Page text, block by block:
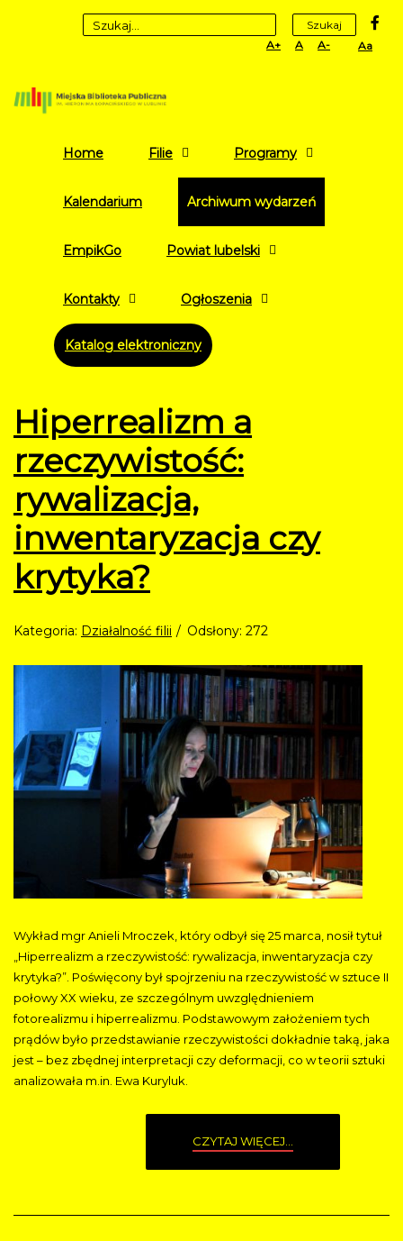
Szukaj
Set
LargerDefault
Set
Smaller
High
Home Filie Programy
Kalendarium Archiwum wydarzeń
EmpikGo Powiat lubelski
Kontakty Ogłoszenia
Katalog elektroniczny
Hiperrealizm a
rzeczywistość:
rywalizacja,
inwentaryzacja czy
krytyka?
Kategoria: Działalność filii Odsłony: 272
Wykład mgr Anieli Mroczek, który odbył się 25 marca, nosił tytuł
„Hiperrealizm a rzeczywistość: rywalizacja, inwentaryzacja czy
krytyka?”. Poświęcony był spojrzeniu na rzeczywistość w sztuce II
połowy XX wieku, ze szczególnym uwzględnieniem
fotorealizmu i hiperrealizmu. Podstawowym założeniem tych
prądów było przedstawianie rzeczywistości dokładnie taką, jaka
jest – bez zbędnej interpretacji czy deformacji, co w teorii sztuki
analizowała m.in. Ewa Kuryluk.
CZYTAJ WIĘCEJ...